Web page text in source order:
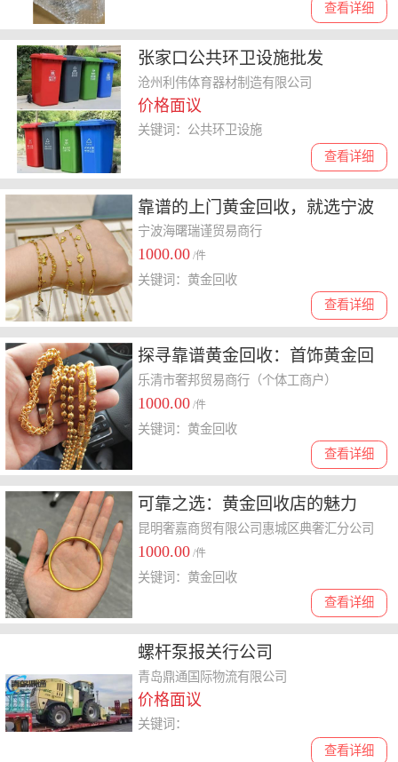
查看详细
张家口公共环卫设施批发
沧州利伟体育器材制造有限公司
价格面议
查看详细
关键词：公共环卫设施
靠谱的上门黄金回收，就选宁波
瑞谨奢侈品
宁波海曙瑞谨贸易商行
1000.00 /件
查看详细
关键词：黄金回收
探寻靠谱黄金回收：首饰黄金回
收与上门服务全解析
乐清市奢邦贸易商行（个体工商户）
1000.00 /件
查看详细
关键词：黄金回收
可靠之选：黄金回收店的魅力
昆明奢嘉商贸有限公司惠城区典奢汇分公司
1000.00 /件
查看详细
关键词：黄金回收
螺杆泵报关行公司
青岛鼎通国际物流有限公司
价格面议
查看详细
关键词：